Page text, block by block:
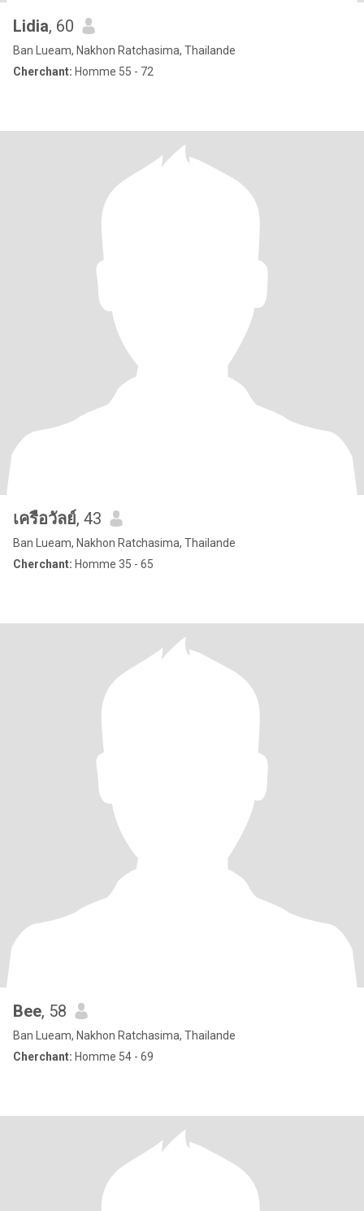
Lidia, 60
Ban Lueam, Nakhon Ratchasima, Thailande
Cherchant: Homme 55 - 72
เครือวัลย์, 43
Ban Lueam, Nakhon Ratchasima, Thailande
Cherchant: Homme 35 - 65
Bee, 58
Ban Lueam, Nakhon Ratchasima, Thailande
Cherchant: Homme 54 - 69